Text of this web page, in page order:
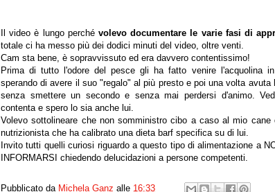
Il video è lungo perché volevo documentare le varie fasi di
totale ci ha messo più dei dodici minuti del video, oltre venti.
Cam sta bene, è sopravvissuto ed era davvero contentissimo!
Prima di tutto l'odore del pesce gli ha fatto venire l'acquolina
sperando di avere il suo "regalo" al più presto e poi una volta
senza smettere un secondo e senza mai perdersi d'animo.
contenta e spero lo sia anche lui.
Volevo sottolineare che non somministro cibo a caso al mio
nutrizionista che ha calibrato una dieta barf specifica su di lui.
Invito tutti quelli curiosi riguardo a questo tipo di alimentazione a
INFORMARSI chiedendo delucidazioni a persone competenti.
Pubblicato da Michela Ganz alle 16:33